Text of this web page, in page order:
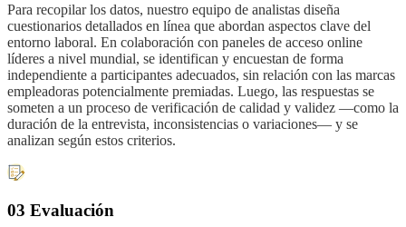
Para recopilar los datos, nuestro equipo de analistas diseña
cuestionarios detallados en línea que abordan aspectos clave del
entorno laboral. En colaboración con paneles de acceso online
líderes a nivel mundial, se identifican y encuestan de forma
independiente a participantes adecuados, sin relación con las marcas
empleadoras potencialmente premiadas. Luego, las respuestas se
someten a un proceso de verificación de calidad y validez —como la
duración de la entrevista, inconsistencias o variaciones— y se
analizan según estos criterios.
03 Evaluación